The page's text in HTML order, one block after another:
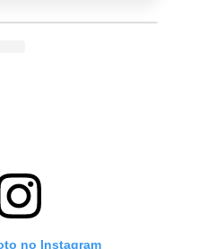
no Instagram